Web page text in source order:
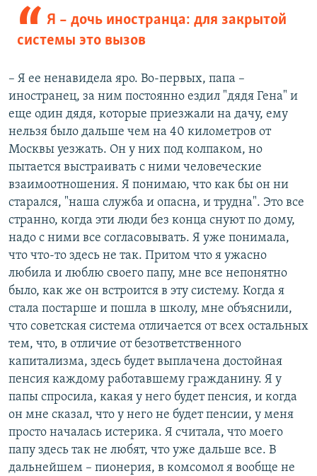
Я – дочь иностранца: для закрытой
системы это вызов
– Я ее ненавидела яро. Во-первых, папа –
иностранец, за ним постоянно ездил "дядя Гена" и
еще один дядя, которые приезжали на дачу, ему
нельзя было дальше чем на 40 километров от
Москвы уезжать. Он у них под колпаком, но
пытается выстраивать с ними человеческие
взаимоотношения. Я понимаю, что как бы он ни
старался, "наша служба и опасна, и трудна". Это все
странно, когда эти люди без конца снуют по дому,
надо с ними все согласовывать. Я уже понимала,
что что-то здесь не так. Притом что я ужасно
любила и люблю своего папу, мне все непонятно
было, как же он встроится в эту систему. Когда я
стала постарше и пошла в школу, мне объяснили,
что советская система отличается от всех остальных
тем, что, в отличие от безответственного
капитализма, здесь будет выплачена достойная
пенсия каждому работавшему гражданину. Я у
папы спросила, какая у него будет пенсия, и когда
он мне сказал, что у него не будет пенсии, у меня
просто началась истерика. Я считала, что моего
папу здесь так не любят, что уже дальше все. В
дальнейшем – пионерия, в комсомол я вообще не